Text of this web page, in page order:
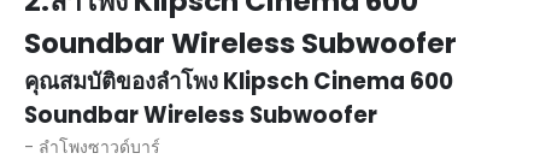
Soundbar Wireless Subwoofer
คุณสมบัติของลำโพง Klipsch Cinema 600
Soundbar Wireless Subwoofer
- ลำโพงซาวด์บาร์